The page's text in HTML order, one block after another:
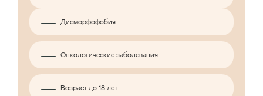
Дисморфофобия
Онкологические заболевания
Возраст до 18 лет